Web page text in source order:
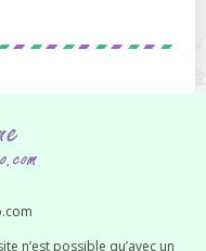
n’est possible qu’avec un